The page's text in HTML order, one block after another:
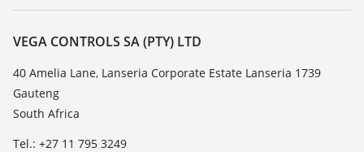
TeamViewer
About VEGA
Contact
News
Press
Blog
VEGA CONTROLS SA (PTY) LTD
40 Amelia Lane, Lanseria Corporate Estate Lanseria 1739
Gauteng
South Africa
Tel.: +27 11 795 3249